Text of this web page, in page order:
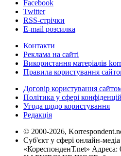
Facebook
Twitter
RSS-стрічки
E-mail розсилка
Контакти
Реклама на сайті
Використання матеріалів
Правила користування
Договір користування
Політика у сфері
Угода щодо користування
Редакція
© 2000-2026,
Суб'єкт у сфері онлайн-
«КореспонденТ.net» Адреса: